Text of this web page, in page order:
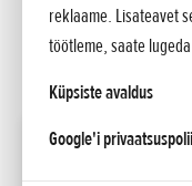
reklaame. Lisateavet
töötleme, saate
Küpsiste avaldus
Google'i
KONTAKT
HHH 36 AXB